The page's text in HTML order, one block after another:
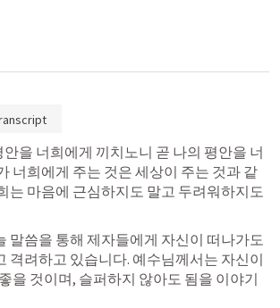
안을 너희에게 끼치노니 곧 나의 평안을 너
너희에게 주는 것은 세상이 주는 것과 같
는 마음에 근심하지도 말고 두려워하지도
말씀을 통해 제자들에게 자신이 떠나가도
격려하고 있습니다. 예수님께서는 자신이
을 것이며, 슬퍼하지 않아도 됨을 이야기